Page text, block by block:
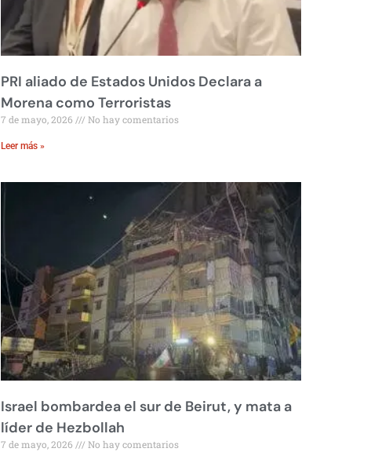
PRI aliado de Estados Unidos Declara a
Morena como Terroristas
7 de mayo, 2026 No hay comentarios
Leer más »
Israel bombardea el sur de Beirut, y mata a
líder de Hezbollah
7 de mayo, 2026 No hay comentarios